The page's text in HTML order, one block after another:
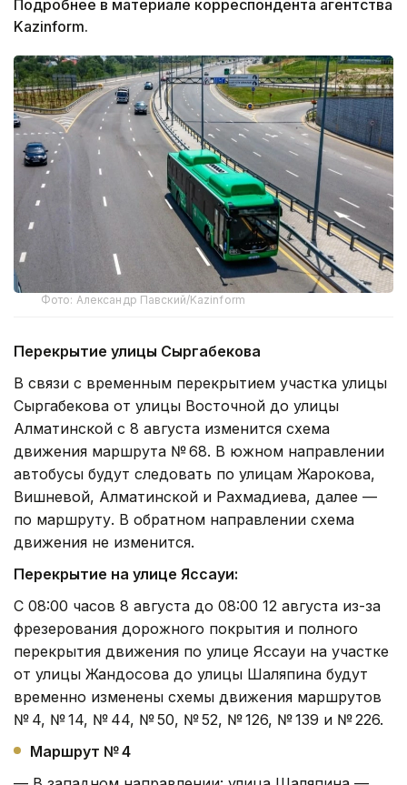
Подробнее в материале корреспондента агентства
Kazinform.
Фото: Александр Павский/Kazinform
Перекрытие улицы Сыргабекова
В связи с временным перекрытием участка улицы
Сыргабекова от улицы Восточной до улицы
Алматинской с 8 августа изменится схема
движения маршрута № 68. В южном направлении
автобусы будут следовать по улицам Жарокова,
Вишневой, Алматинской и Рахмадиева, далее —
по маршруту. В обратном направлении схема
движения не изменится.
Перекрытие на улице Яссауи:
С 08:00 часов 8 августа до 08:00 12 августа из-за
фрезерования дорожного покрытия и полного
перекрытия движения по улице Яссауи на участке
от улицы Жандосова до улицы Шаляпина будут
временно изменены схемы движения маршрутов
№ 4, № 14, № 44, № 50, № 52, № 126, № 139 и № 226.
Маршрут № 4